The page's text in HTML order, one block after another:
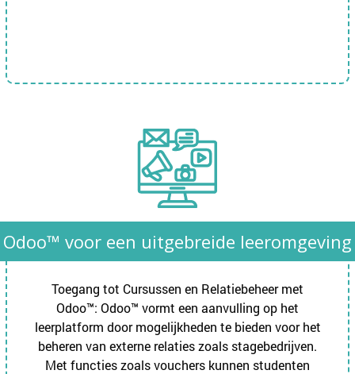
Odoo™ voor een uitgebreide leeromgeving
Toegang tot Cursussen en Relatiebeheer met
Odoo™: Odoo™ vormt een aanvulling op het
leerplatform door mogelijkheden te bieden voor het
beheren van externe relaties zoals stagebedrijven.
Met functies zoals vouchers kunnen studenten